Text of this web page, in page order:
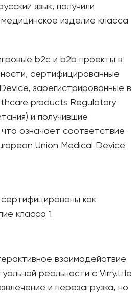
язык, получили
изделие класса
b2c и b2b проекты в
сертифицированные
зарегистрированные в
products Regulatory
и получившие
означает соответствие
Union Medical Device
взаимодействие
реальности с Virry.Life
и перезагрузка, но